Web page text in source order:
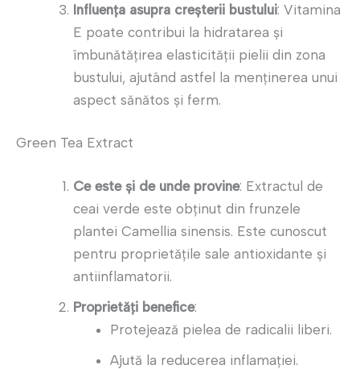
Influența asupra creșterii bustului: Vitamina
E poate contribui la hidratarea și
îmbunătățirea elasticității pielii din zona
bustului, ajutând astfel la menținerea unui
aspect sănătos și ferm.
Green Tea Extract
Ce este și de unde provine: Extractul de
ceai verde este obținut din frunzele
plantei Camellia sinensis. Este cunoscut
pentru proprietățile sale antioxidante și
antiinflamatorii.
Proprietăți benefice:
Protejează pielea de radicalii liberi.
Ajută la reducerea inflamației.